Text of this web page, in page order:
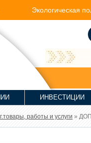
Экологическая
ИНВЕСТИЦИИ
работы и услуги »